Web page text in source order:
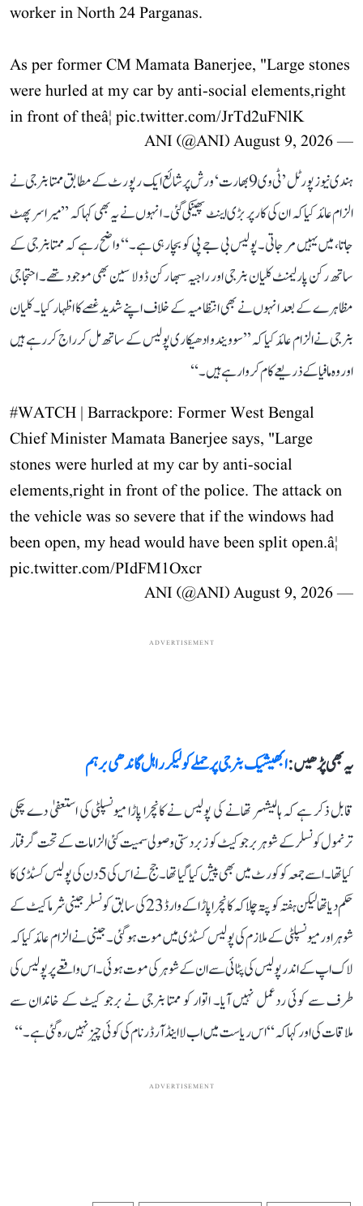
worker in North 24 Parganas.
As per former CM Mamata Banerjee, "Large stones
were hurled at my car by anti-social elements,right
in front of theâ¦ pic.twitter.com/JrTd2uFNlK
— ANI (@ANI)
August 9, 2026
ہندی نیوز پورٹل ’ٹی وی 9 بھارت‘ ورش پر شائع ایک رپورٹ کے مطابق ممتا بنرجی نے
الزام عائد کیا کہ ان کی کار پر بڑی اینٹ پھینکی گئی۔ انہوں نے یہ بھی کہا کہ ’’میرا سر پھٹ
جاتا، میں یہیں مر جاتی۔ پولیس بی جے پی کو بچا رہی ہے۔‘‘ واضح رہے کہ ممتا بنرجی کے
ساتھ رکن پارلیمنٹ کلیان بنرجی اور راجیہ سبھا رکن ڈولا سین بھی موجود تھے۔ احتجاجی
مظاہرے کے بعد انہوں نے بھی انتظامیہ کے خلاف اپنے شدید غصے کا اظہار کیا۔ کلیان
بنرجی نے الزام عائد کیا کہ ’’سوویندو ادھیکاری پولیس کے ساتھ مل کر راج کر رہے ہیں
اور وہ مافیا کے ذریعے کام کروا رہے ہیں۔‘‘
#WATCH | Barrackpore: Former West Bengal
Chief Minister Mamata Banerjee says, "Large
stones were hurled at my car by anti-social
elements,right in front of the police. The attack on
the vehicle was so severe that if the windows had
been open, my head would have been split open.â¦
pic.twitter.com/PIdFM1Oxcr
— ANI (@ANI)
August 9, 2026
ADVERTISEMENT
یہ بھی پڑھیں :ابھیشیک بنرجی پر حملے کو لیکر راہل گاندھی برہم
قابل ذکر ہے کہ ہالیشہر تھانے کی پولیس نے کانچرا پاڑا میونسپلٹی کی استعفیٰ دے چکی
ترنمول کونسلر کے شوہر برجو کیٹ کو زبردستی وصولی سمیت کئی الزامات کے تحت گرفتار
کیا تھا۔ اسے جمعہ کو کورٹ میں بھی پیش کیا گیا تھا۔ جج نے اس کی 5 دن کی پولیس کسٹڈی کا
حکم دیا تھا لیکن ہفتہ کو پتہ چلا کہ کانچرا پاڑا کے وارڈ 23 کی سابق کونسلر جینی شرما کیٹ کے
شوہر اور میونسپلٹی کے ملازم کی پولیس کسٹڈی میں موت ہو گئی۔ جینی نے الزام عائد کیا کہ
لاک اپ کے اندر پولیس کی پٹائی سے ان کے شوہر کی موت ہوئی۔ اس واقعے پر پولیس کی
طرف سے کوئی ردعمل نہیں آیا۔ اتوار کو ممتا بنرجی نے برجو کیٹ کے خاندان سے
ملاقات کی اور کہا کہ ‘‘اس ریاست میں اب لا اینڈ آرڈر نام کی کوئی چیز نہیں رہ گئی ہے۔‘‘
ADVERTISEMENT